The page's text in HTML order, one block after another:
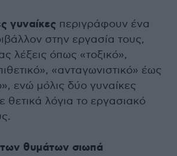
γυναίκες περιγράφουν ένα
στην εργασία τους,
λέξεις όπως «τοξικό»,
«ανταγωνιστικό» έως
ενώ μόλις δύο γυναίκες
θετικά λόγια το εργασιακό
θυμάτων σιωπά